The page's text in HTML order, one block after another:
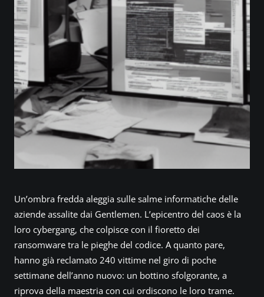
Un’ombra fredda aleggia sulle salme informatiche delle
aziende assalite dai Gentlemen. L’epicentro del caos è la
loro cybergang, che colpisce con il fioretto dei
ransomware tra le pieghe del codice. A quanto pare,
hanno già reclamato 240 vittime nel giro di poche
settimane dell’anno nuovo: un bottino sfolgorante, a
riprova della maestria con cui ordiscono le loro trame.